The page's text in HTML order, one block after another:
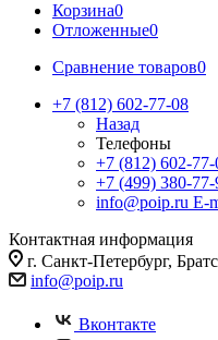
Корзина0
Отложенные0
Сравнение товаров0
+7 (812) 602-77-08
Назад
Телефоны
+7 (812) 602-77-
+7 (499) 380-77-
info@poip.ru E-
Контактная информация
г. Санкт-Петербург,
info@poip.ru
Вконтакте